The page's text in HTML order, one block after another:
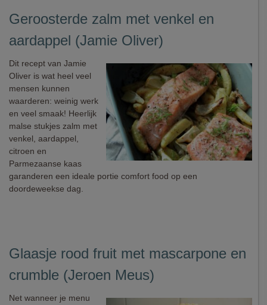
Geroosterde zalm met venkel en
aardappel (Jamie Oliver)
Dit recept van Jamie
Oliver is wat heel veel
mensen kunnen
waarderen: weinig werk
en veel smaak! Heerlijk
malse stukjes zalm met
venkel, aardappel,
citroen en
Parmezaanse kaas
garanderen een ideale portie comfort food op een
doordeweekse dag.
Glaasje rood fruit met mascarpone en
crumble (Jeroen Meus)
Net wanneer je menu